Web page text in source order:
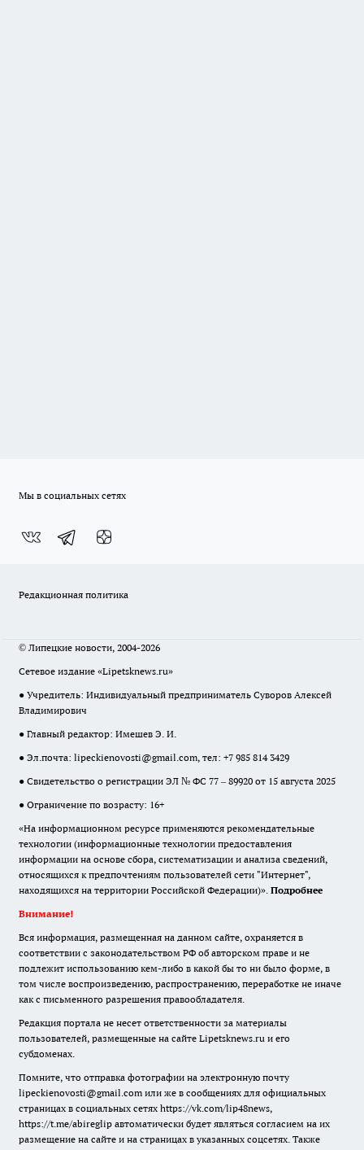
Мы в социальных сетях
Редакционная политика
© Липецкие новости, 2004-2026
Сетевое издание «Lipetsknews.ru»
● Учредитель: Индивидуальный предприниматель Суворов Алексей
Владимирович
● Главный редактор: Имешев Э. И.
● Эл.почта: lipeckienovosti@gmail.com, тел: +7 985 814 3429
● Свидетельство о регистрации ЭЛ № ФС 77 – 89920 от 15 августа 2025
● Ограничение по возрасту: 16+
«На информационном ресурсе применяются рекомендательные
технологии (информационные технологии предоставления
информации на основе сбора, систематизации и анализа сведений,
относящихся к предпочтениям пользователей сети "Интернет",
находящихся на территории Российской Федерации)». Подробнее
Внимание!
Вся информация, размещенная на данном сайте, охраняется в
соответствии с законодательством РФ об авторском праве и не
подлежит использованию кем-либо в какой бы то ни было форме, в
том числе воспроизведению, распространению, переработке не иначе
как с письменного разрешения правообладателя.
Редакция портала не несет ответственности за материалы
пользователей, размещенные на сайте Lipetsknews.ru и его
субдоменах.
Помните, что отправка фотографии на электронную почту
lipeckienovosti@gmail.com или же в сообщениях для официальных
страницах в социальных сетях https://vk.com/lip48news,
https://t.me/abireglip автоматически будет являться согласием на их
размещение на сайте и на страницах в указанных соцсетях. Также